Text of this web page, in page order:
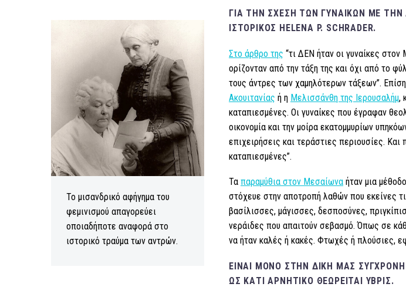
ΓΙΑ ΤΗΝ ΣΧΈΣΗ ΤΩΝ ΓΥΝΑΙΚΏΝ ΜΕ
ΙΣΤΟΡΙΚΌΣ HELENA P. SCHRADER.
Στο άρθρο της “τι ΔΕΝ ήταν οι γυναίκες
ορίζονταν από την τάξη της και όχι από το
τους άντρες των χαμηλότερων τάξεων”.
Ακουιτανίας ή η Μελισσάνθη της Ιερουσαλήμ,
καταπιεσμένες. Οι γυναίκες που έγραφαν
οικονομία και την μοίρα εκατομμυρίων
επιχειρήσεις και τεράστιες περιουσίες.
καταπιεσμένες”.
Τα παραμύθια στον Μεσαίωνα ήταν μια
στόχευε στην αποτροπή λαθών που εκείνες
βασίλισσες, μάγισσες, δεσποσύνες,
νεράιδες που απαιτούν σεβασμό. Όπως σε
να ήταν καλές ή κακές. Φτωχές ή πλούσιες,
ΕΊΝΑΙ ΜΌΝΟ ΣΤΗΝ ΔΙΚΉ ΜΑΣ
ΩΣ ΚΆΤΙ ΑΡΝΗΤΙΚΌ ΘΕΩΡΕΊΤΑΙ ΎΒΡΙΣ.
Το μισανδρικό αφήγημα του
φεμινισμού απαγορεύει
οποιαδήποτε αναφορά στο
ιστορικό τραύμα των αντρών.